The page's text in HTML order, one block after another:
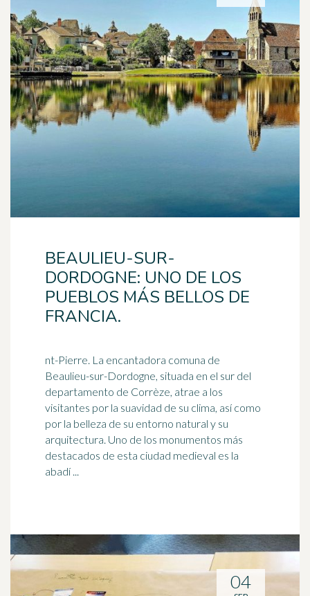
BEAULIEU-SUR-
DORDOGNE: UNO DE LOS
PUEBLOS MÁS BELLOS DE
FRANCIA.
nt-Pierre. La encantadora comuna de
Beaulieu-sur-Dordogne, situada en el sur del
departamento de Corrèze, atrae a los
visitantes por la suavidad de su clima, así como
por la belleza de su entorno natural y su
arquitectura. Uno de los monumentos más
destacados de esta ciudad medieval es la
abadí ...
04